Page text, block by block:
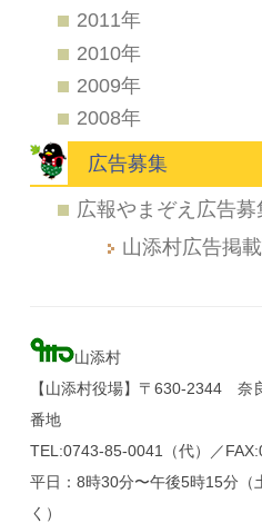
2011年
2010年
2009年
2008年
広告募集
広報やまぞえ広告募
山添村広告掲
山添村
【山添村役場】〒630-2344 奈
番地
TEL:0743-85-0041（代）／
平日：8時30分〜午後5時15分（
く）